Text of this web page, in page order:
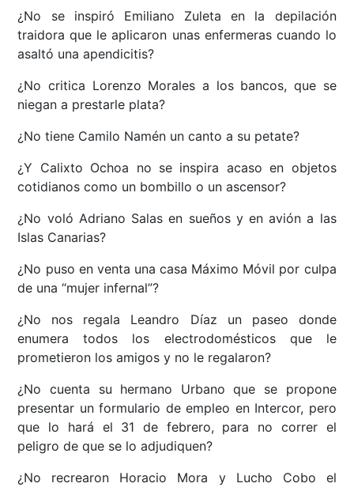
¿No se inspiró Emiliano Zuleta en la depilación
traidora que le aplicaron unas enfermeras cuando lo
asaltó una apendicitis?
¿No critica Lorenzo Morales a los bancos, que se
niegan a prestarle plata?
¿No tiene Camilo Namén un canto a su petate?
¿Y Calixto Ochoa no se inspira acaso en objetos
cotidianos como un bombillo o un ascensor?
¿No voló Adriano Salas en sueños y en avión a las
Islas Canarias?
¿No puso en venta una casa Máximo Móvil por culpa
de una “mujer infernal”?
¿No nos regala Leandro Díaz un paseo donde
enumera todos los electrodomésticos que le
prometieron los amigos y no le regalaron?
¿No cuenta su hermano Urbano que se propone
presentar un formulario de empleo en Intercor, pero
que lo hará el 31 de febrero, para no correr el
peligro de que se lo adjudiquen?
¿No recrearon Horacio Mora y Lucho Cobo el